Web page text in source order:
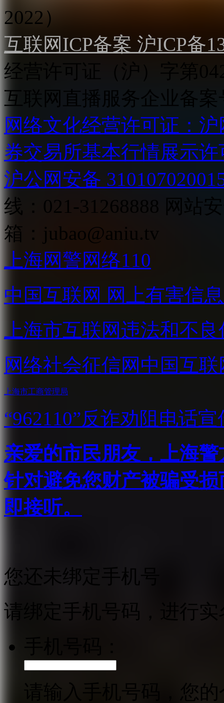
2022）
互联网ICP备案 沪ICP备
经营许可证（沪）字第
互联网直播服务企业备案
网络文化经营许可证：
券交易所基本行情展示许
沪公网安备
线：021-31268888
网站
箱： jubao@aniu.tv
上海网警网络110
中国互联网 网上有害信
上海市互联网违法和不
网络社会征信网 中国互
上海市工商管理局
“962110”反诈劝阻电话宣
亲爱的市民朋友，上海
针对避免您财产被骗受
即接听。
您还未绑定手机号
请绑定手机号码，进行
请输入手机号码，您